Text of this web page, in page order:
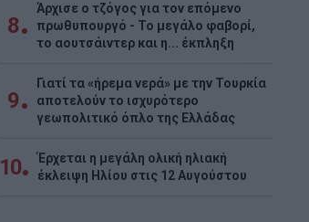
8
Άρχισε ο τζόγος για τον επόμενο
πρωθυπουργό - Το μεγάλο φαβορί,
το αουτσάιντερ και η... έκπληξη
9
Γιατί τα «ήρεμα νερά» με την Τουρκία
αποτελούν το ισχυρότερο
γεωπολιτικό όπλο της Ελλάδας
10
Έρχεται η μεγάλη ολική ηλιακή
έκλειψη Ηλίου στις 12 Αυγούστου